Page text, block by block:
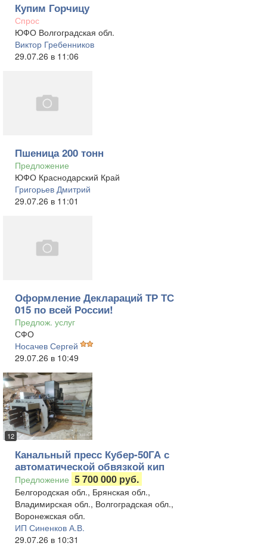
Купим Горчицу
Спрос
ЮФО Волгоградская обл.
Виктор Гребенников
29.07.26 в 11:06
Пшеница 200 тонн
Предложение
ЮФО Краснодарский Край
Григорьев Дмитрий
29.07.26 в 11:01
Оформление Деклараций ТР ТС
015 по всей России!
Предлож. услуг
СФО
Носачев Сергей
29.07.26 в 10:49
12
Канальный пресс Кубер-50ГА с
автоматической обвязкой кип
Предложение 5 700 000 руб.
Белгородская обл., Брянская обл.,
Владимирская обл., Волгоградская обл.,
Воронежская обл.
ИП Синенков А.В.
29.07.26 в 10:31